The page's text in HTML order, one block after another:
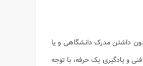
داشتن مدرک دانشگاهی و یا
فنی و یادگیری یک حرفه، با توجه